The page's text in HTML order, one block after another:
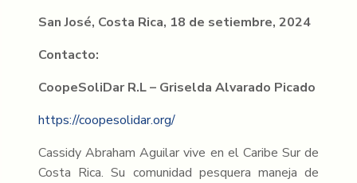
San José, Costa Rica, 18 de setiembre, 2024
Contacto:
CoopeSoliDar R.L – Griselda Alvarado Picado
https://coopesolidar.org/
Cassidy Abraham Aguilar vive en el Caribe Sur de
Costa Rica. Su comunidad pesquera maneja de